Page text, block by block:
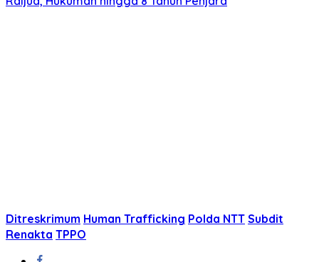
Ditreskrimum Human Trafficking Polda NTT Subdit
Renakta TPPO